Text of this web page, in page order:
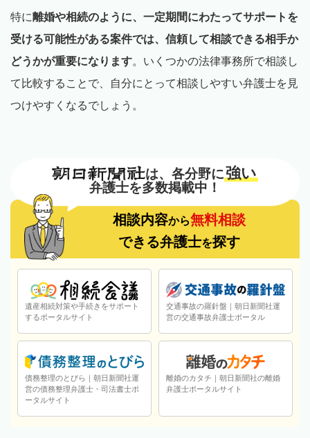
特に離婚や相続のように、一定期間にわたってサポートを
受ける可能性がある案件では、信頼して相談できる相手か
どうかが重要になります。いくつかの法律事務所で相談し
て比較することで、自分にとって相談しやすい弁護士を見
つけやすくなるでしょう。
は、各分野に強い
弁護士を多数掲載中！
相談内容から無料相談
できる弁護士を探す
遺産相続対策や手続きをサポート
するポータルサイト
交通事故の羅針盤｜朝日新聞社運
営の交通事故弁護士ポータル
債務整理のとびら｜朝日新聞社運
営の債務整理弁護士・司法書士ポ
ータルサイト
離婚のカタチ｜朝日新聞社の離婚
弁護士ポータルサイト